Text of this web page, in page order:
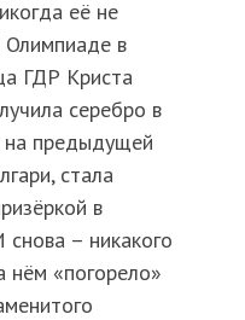
её не
Олимпиаде в
ГДР Криста
серебро в
на предыдущей
стала
в
– никакого
нём «погорело»